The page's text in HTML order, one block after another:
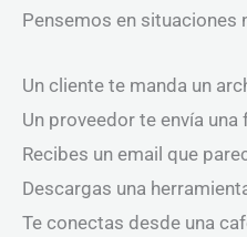
Pensemos en situaciones
Un cliente te manda un
Un proveedor te envía una
Recibes un email que
Descargas una
Te conectas desde una